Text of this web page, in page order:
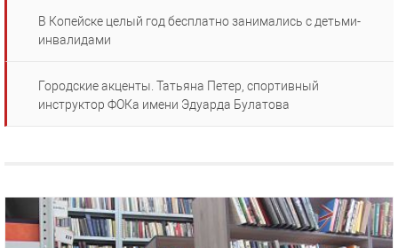
В Копейске целый год бесплатно занимались с детьми-
инвалидами
Городские акценты. Татьяна Петер, спортивный
инструктор ФОКа имени Эдуарда Булатова